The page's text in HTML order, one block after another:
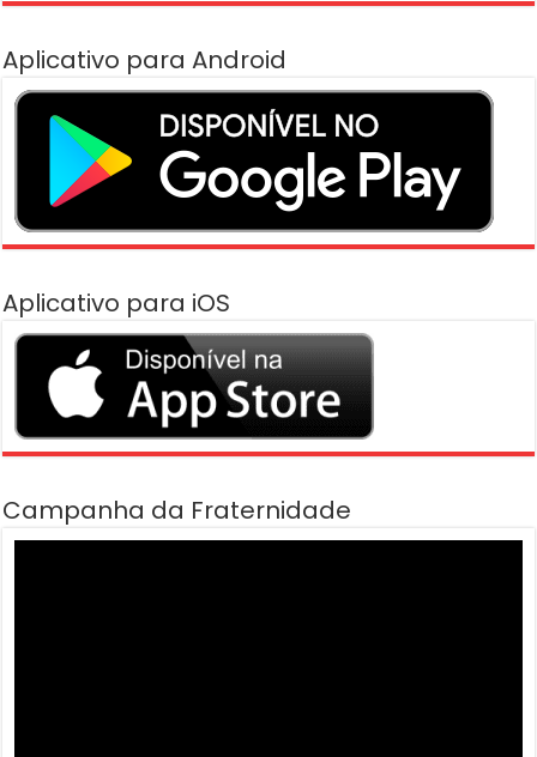
Aplicativo para Android
Aplicativo para iOS
Campanha da Fraternidade